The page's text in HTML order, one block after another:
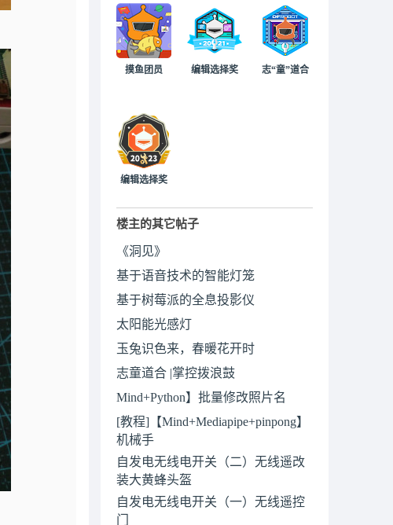
摸鱼团员 编辑选择奖 志“童”道合
编辑选择奖
楼主的其它帖子
《洞见》
基于语音技术的智能灯笼
基于树莓派的全息投影仪
太阳能光感灯
玉兔识色来，春暖花开时
志童道合 |掌控拨浪鼓
Mind+Python】批量修改照片名
[教程]【Mind+Mediapipe+pinpong】
机械手
自发电无线电开关（二）无线遥改
装大黄蜂头盔
自发电无线电开关（一）无线遥控
门